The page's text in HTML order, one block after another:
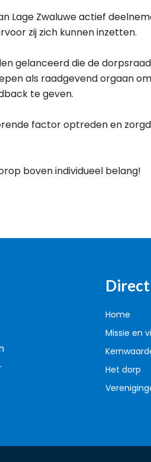
Lage Zwaluwe actief
zij zich kunnen inzetten.
gelanceerd die de
als raadgevend orgaan
te geven.
factor optreden en
boven individueel belang!
Home
Missie en
Het dorp